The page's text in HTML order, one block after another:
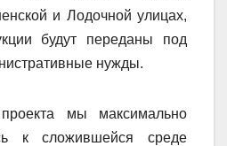
и Лодочной улицах,
будут переданы под
нужды.
мы максимально
к сложившейся среде